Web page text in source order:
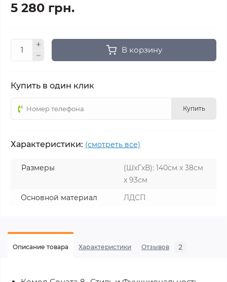
5 280 грн.
В корзину
Купить в один клик
Купить
Характеристики: (смотреть все)
Размеры
(ШxГxВ): 140см x 38см
x 93см
Основной материал
ЛДСП
Описание товара Характеристики Отзывов 2